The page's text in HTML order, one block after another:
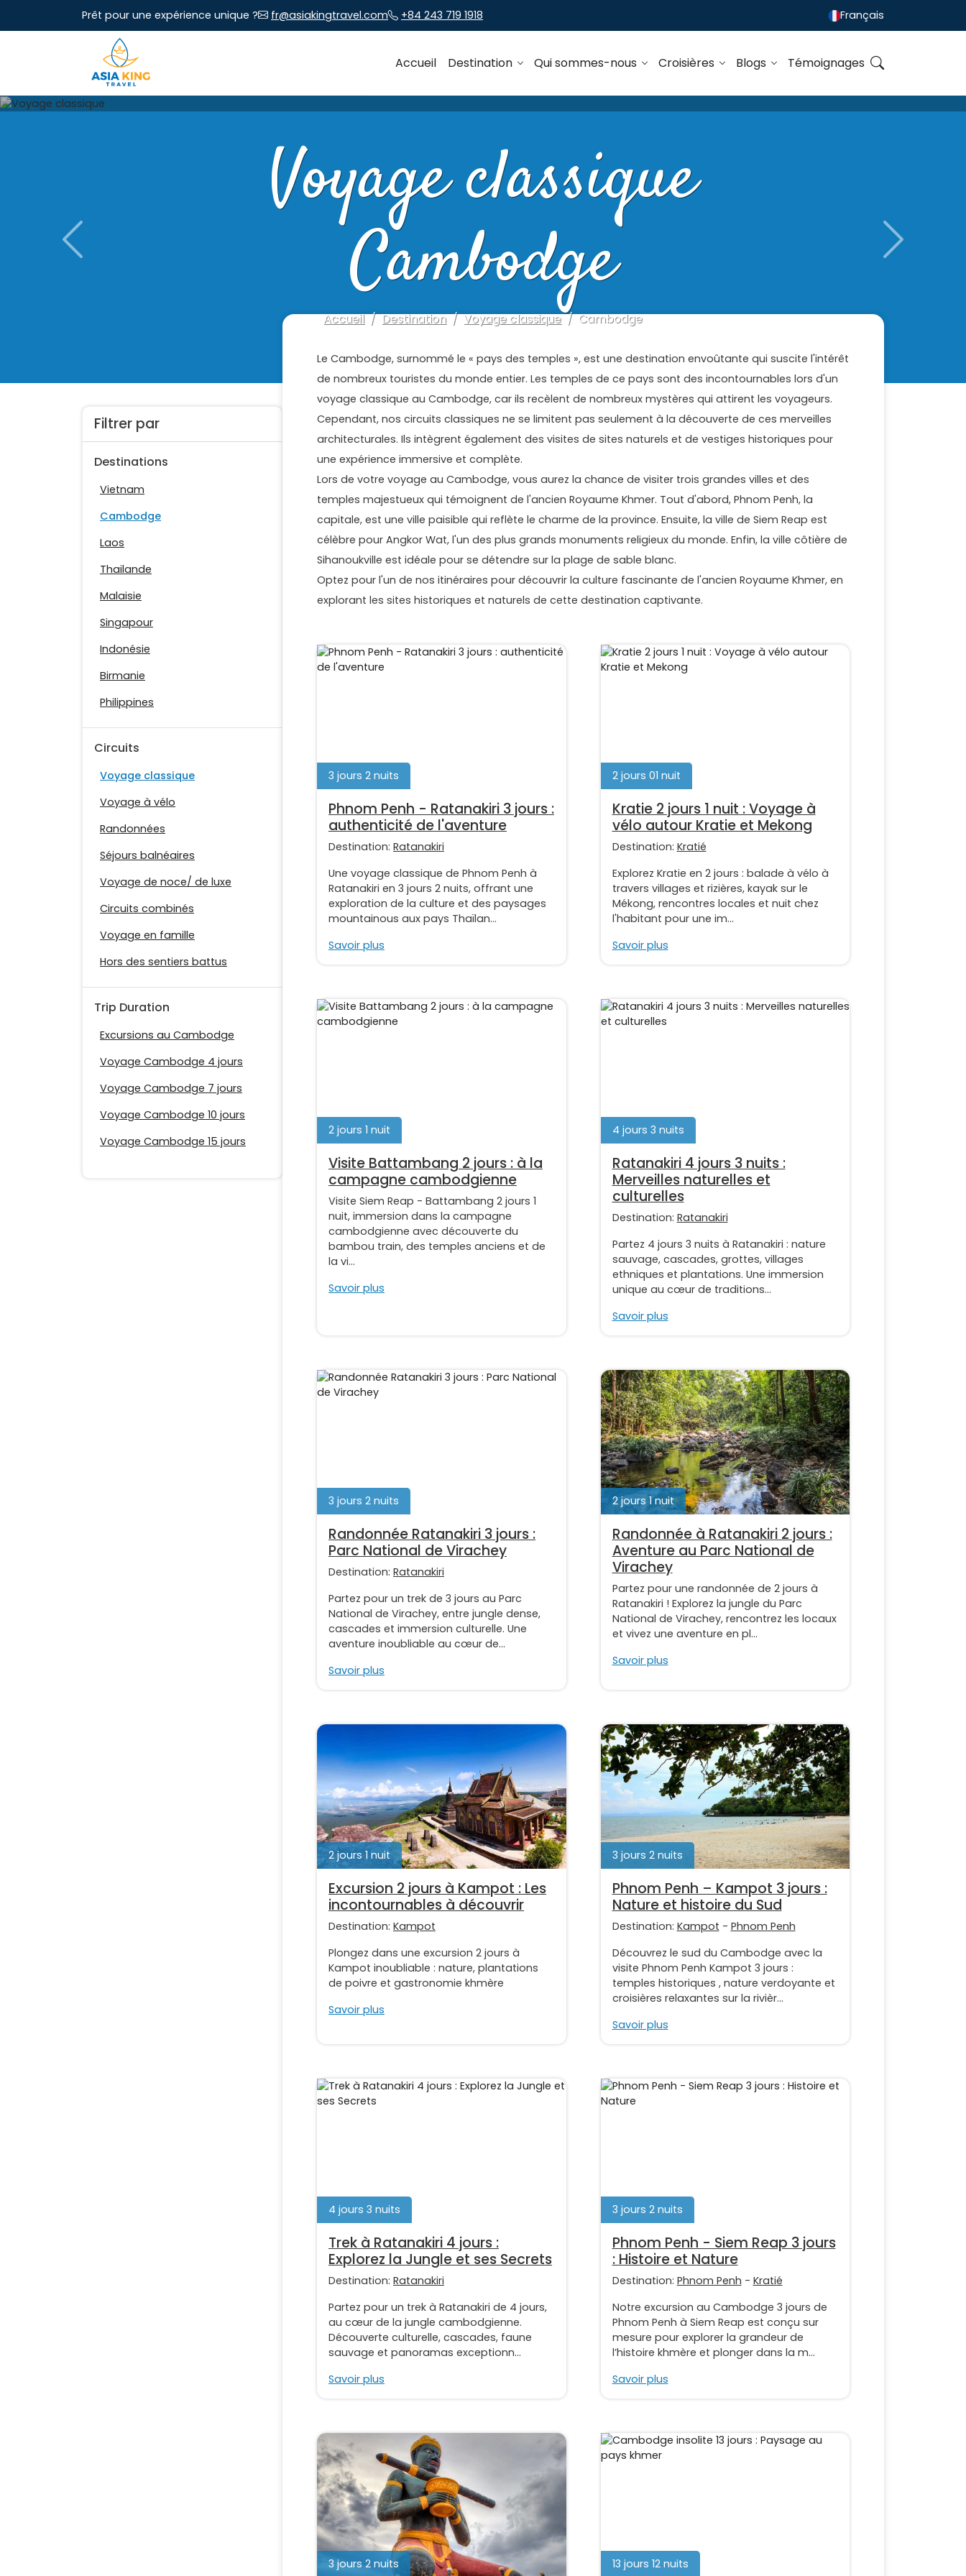
Prêt pour une expérience unique ? fr@asiakingtravel.com +84 243 719 1918 Français
Accueil Destination Qui sommes-nous Croisières Blogs Témoignages
Voyage classique
Cambodge
Accueil Destination Voyage classique Cambodge
Previous Next
Filtrer par
Destinations
Vietnam
Cambodge
Laos
Thailande
Malaisie
Singapour
Indonésie
Birmanie
Philippines
Circuits
Voyage classique
Voyage à vélo
Randonnées
Séjours balnéaires
Voyage de noce/ de luxe
Circuits combinés
Voyage en famille
Hors des sentiers battus
Trip Duration
Excursions au Cambodge
Voyage Cambodge 4 jours
Voyage Cambodge 7 jours
Voyage Cambodge 10 jours
Voyage Cambodge 15 jours
Le Cambodge, surnommé le « pays des temples », est une destination envoûtante qui suscite l'intérêt
de nombreux touristes du monde entier. Les temples de ce pays sont des incontournables lors d'un
voyage classique au Cambodge, car ils recèlent de nombreux mystères qui attirent les voyageurs.
Cependant, nos circuits classiques ne se limitent pas seulement à la découverte de ces merveilles
architecturales. Ils intègrent également des visites de sites naturels et de vestiges historiques pour
une expérience immersive et complète.
Lors de votre voyage au Cambodge, vous aurez la chance de visiter trois grandes villes et des
temples majestueux qui témoignent de l'ancien Royaume Khmer. Tout d'abord, Phnom Penh, la
capitale, est une ville paisible qui reflète le charme de la province. Ensuite, la ville de Siem Reap est
célèbre pour Angkor Wat, l'un des plus grands monuments religieux du monde. Enfin, la ville côtière de
Sihanoukville est idéale pour se détendre sur la plage de sable blanc.
Optez pour l'un de nos itinéraires pour découvrir la culture fascinante de l'ancien Royaume Khmer, en
explorant les sites historiques et naturels de cette destination captivante.
3 jours 2 nuits
Phnom Penh - Ratanakiri 3 jours :
authenticité de l'aventure
Destination: Ratanakiri
Une voyage classique de Phnom Penh à
Ratanakiri en 3 jours 2 nuits, offrant une
exploration de la culture et des paysages
mountainous aux pays Thaïlan...
Savoir plus
2 jours 01 nuit
Kratie 2 jours 1 nuit : Voyage à
vélo autour Kratie et Mekong
Destination: Kratié
Explorez Kratie en 2 jours : balade à vélo à
travers villages et rizières, kayak sur le
Mékong, rencontres locales et nuit chez
l'habitant pour une im...
Savoir plus
2 jours 1 nuit
Visite Battambang 2 jours : à la
campagne cambodgienne
Visite Siem Reap - Battambang 2 jours 1
nuit, immersion dans la campagne
cambodgienne avec découverte du
bambou train, des temples anciens et de
la vi...
Savoir plus
4 jours 3 nuits
Ratanakiri 4 jours 3 nuits :
Merveilles naturelles et
culturelles
Destination: Ratanakiri
Partez 4 jours 3 nuits à Ratanakiri : nature
sauvage, cascades, grottes, villages
ethniques et plantations. Une immersion
unique au cœur de traditions...
Savoir plus
3 jours 2 nuits
Randonnée Ratanakiri 3 jours :
Parc National de Virachey
Destination: Ratanakiri
Partez pour un trek de 3 jours au Parc
National de Virachey, entre jungle dense,
cascades et immersion culturelle. Une
aventure inoubliable au cœur de...
Savoir plus
2 jours 1 nuit
Randonnée à Ratanakiri 2 jours :
Aventure au Parc National de
Virachey
Partez pour une randonnée de 2 jours à
Ratanakiri ! Explorez la jungle du Parc
National de Virachey, rencontrez les locaux
et vivez une aventure en pl...
Savoir plus
2 jours 1 nuit
Excursion 2 jours à Kampot : Les
incontournables à découvrir
Destination: Kampot
Plongez dans une excursion 2 jours à
Kampot inoubliable : nature, plantations
de poivre et gastronomie khmère
Savoir plus
3 jours 2 nuits
Phnom Penh – Kampot 3 jours :
Nature et histoire du Sud
Destination: Kampot - Phnom Penh
Découvrez le sud du Cambodge avec la
visite Phnom Penh Kampot 3 jours :
temples historiques , nature verdoyante et
croisières relaxantes sur la rivièr...
Savoir plus
4 jours 3 nuits
Trek à Ratanakiri 4 jours :
Explorez la Jungle et ses Secrets
Destination: Ratanakiri
Partez pour un trek à Ratanakiri de 4 jours,
au cœur de la jungle cambodgienne.
Découverte culturelle, cascades, faune
sauvage et panoramas exceptionn...
Savoir plus
3 jours 2 nuits
Phnom Penh - Siem Reap 3 jours
: Histoire et Nature
Destination: Phnom Penh - Kratié
Notre excursion au Cambodge 3 jours de
Phnom Penh à Siem Reap est conçu sur
mesure pour explorer la grandeur de
l’histoire khmère et plonger dans la m...
Savoir plus
3 jours 2 nuits 13 jours 12 nuits